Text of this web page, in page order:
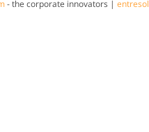
- the corporate innovators | entresol